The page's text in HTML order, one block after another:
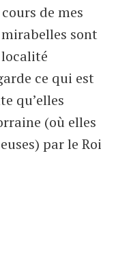
de mes
mirabelles sont
ce qui est
qu’elles
(où elles
par le Roi